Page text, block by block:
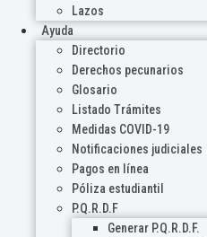
Lazos
Ayuda
Directorio
Derechos pecunarios
Glosario
Listado Trámites
Medidas COVID-19
Notificaciones judiciales
Pagos en línea
Póliza estudiantil
P.Q.R.D.F
Generar P.Q.R.D.F.